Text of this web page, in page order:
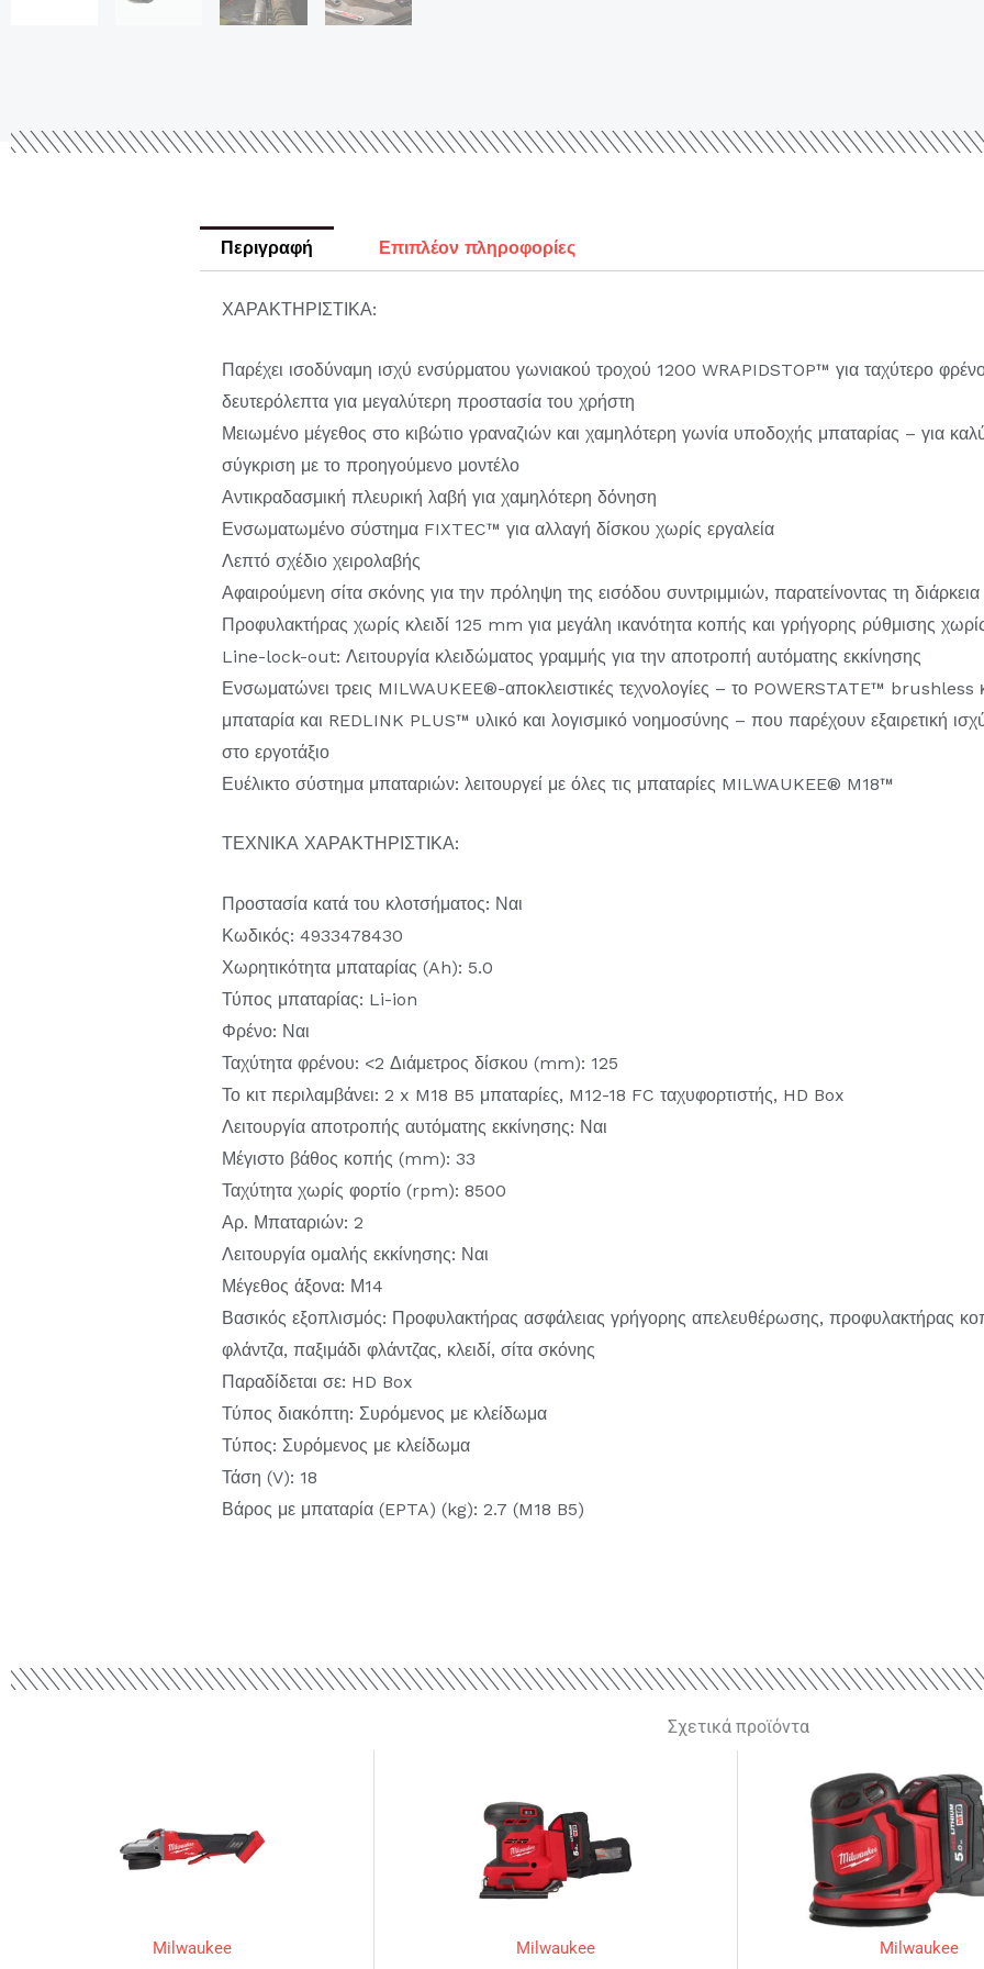
Περιγραφή Επιπλέον πληροφορίες
ΧΑΡΑΚΤΗΡΙΣΤΙΚΑ:
Παρέχει ισοδύναμη ισχύ ενσύρματου γωνιακού τροχού 1200 WRAPIDSTOP™ για ταχύτερο
δευτερόλεπτα για μεγαλύτερη προστασία του χρήστη
Μειωμένο μέγεθος στο κιβώτιο γραναζιών και χαμηλότερη γωνία υποδοχής μπαταρίας – για
σύγκριση με το προηγούμενο μοντέλο
Αντικραδασμική πλευρική λαβή για χαμηλότερη δόνηση
Ενσωματωμένο σύστημα FIXTEC™ για αλλαγή δίσκου χωρίς εργαλεία
Λεπτό σχέδιο χειρολαβής
Αφαιρούμενη σίτα σκόνης για την πρόληψη της εισόδου συντριμμιών, παρατείνοντας τη
Προφυλακτήρας χωρίς κλειδί 125 mm για μεγάλη ικανότητα κοπής και γρήγορης ρύθμισης
Line-lock-out: Λειτουργία κλειδώματος γραμμής για την αποτροπή αυτόματης εκκίνησης
Ενσωματώνει τρεις MILWAUKEE®-αποκλειστικές τεχνολογίες – το POWERSTATE™
μπαταρία και REDLINK PLUS™ υλικό και λογισμικό νοημοσύνης – που παρέχουν εξαιρετική
στο εργοτάξιο
Ευέλικτο σύστημα μπαταριών: λειτουργεί με όλες τις μπαταρίες MILWAUKEE® M18™
ΤΕΧΝΙΚΑ ΧΑΡΑΚΤΗΡΙΣΤΙΚΑ:
Προστασία κατά του κλοτσήματος: Ναι
Κωδικός: 4933478430
Χωρητικότητα μπαταρίας (Ah): 5.0
Τύπος μπαταρίας: Li-ion
Φρένο: Ναι
Ταχύτητα φρένου: <2 Διάμετρος δίσκου (mm): 125
Το κιτ περιλαμβάνει: 2 x M18 B5 μπαταρίες, M12-18 FC ταχυφορτιστής, HD Box
Λειτουργία αποτροπής αυτόματης εκκίνησης: Ναι
Μέγιστο βάθος κοπής (mm): 33
Ταχύτητα χωρίς φορτίο (rpm): 8500
Αρ. Μπαταριών: 2
Λειτουργία ομαλής εκκίνησης: Ναι
Μέγεθος άξονα: Μ14
Βασικός εξοπλισμός: Προφυλακτήρας ασφάλειας γρήγορης απελευθέρωσης, προφυλακτήρας
φλάντζα, παξιμάδι φλάντζας, κλειδί, σίτα σκόνης
Παραδίδεται σε: HD Box
Τύπος διακόπτη: Συρόμενος με κλείδωμα
Τύπος: Συρόμενος με κλείδωμα
Τάση (V): 18
Βάρος με μπαταρία (EPTA) (kg): 2.7 (M18 B5)
Σχετικά προϊόντα
Milwaukee Milwaukee Milwaukee